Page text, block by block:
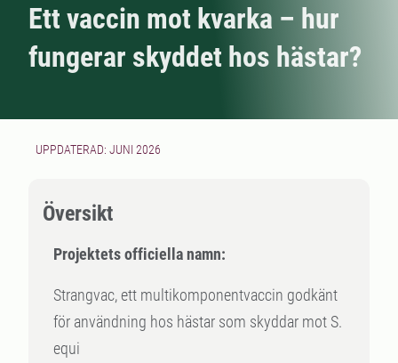
Ett vaccin mot kvarka – hur
fungerar skyddet hos hästar?
UPPDATERAD: JUNI 2026
Översikt
Projektets officiella namn:
Strangvac, ett multikomponentvaccin godkänt
för användning hos hästar som skyddar mot S.
equi